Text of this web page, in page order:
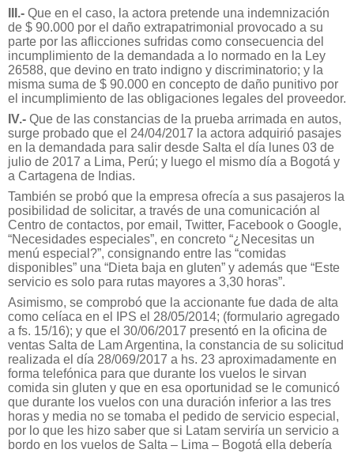
III.- Que en el caso, la actora pretende una indemnización
de $ 90.000 por el daño extrapatrimonial provocado a su
parte por las aflicciones sufridas como consecuencia del
incumplimiento de la demandada a lo normado en la Ley
26588, que devino en trato indigno y discriminatorio; y la
misma suma de $ 90.000 en concepto de daño punitivo por
el incumplimiento de las obligaciones legales del proveedor.
IV.- Que de las constancias de la prueba arrimada en autos,
surge probado que el 24/04/2017 la actora adquirió pasajes
en la demandada para salir desde Salta el día lunes 03 de
julio de 2017 a Lima, Perú; y luego el mismo día a Bogotá y
a Cartagena de Indias.
También se probó que la empresa ofrecía a sus pasajeros la
posibilidad de solicitar, a través de una comunicación al
Centro de contactos, por email, Twitter, Facebook o Google,
“Necesidades especiales”, en concreto “¿Necesitas un
menú especial?”, consignando entre las “comidas
disponibles” una “Dieta baja en gluten” y además que “Este
servicio es solo para rutas mayores a 3,30 horas”.
Asimismo, se comprobó que la accionante fue dada de alta
como celíaca en el IPS el 28/05/2014; (formulario agregado
a fs. 15/16); y que el 30/06/2017 presentó en la oficina de
ventas Salta de Lam Argentina, la constancia de su solicitud
realizada el día 28/069/2017 a hs. 23 aproximadamente en
forma telefónica para que durante los vuelos le sirvan
comida sin gluten y que en esa oportunidad se le comunicó
que durante los vuelos con una duración inferior a las tres
horas y media no se tomaba el pedido de servicio especial,
por lo que les hizo saber que si Latam serviría un servicio a
bordo en los vuelos de Salta – Lima – Bogotá ella debería